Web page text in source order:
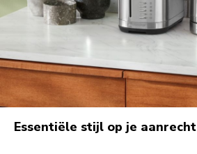
Essentiële stijl op je aanrecht